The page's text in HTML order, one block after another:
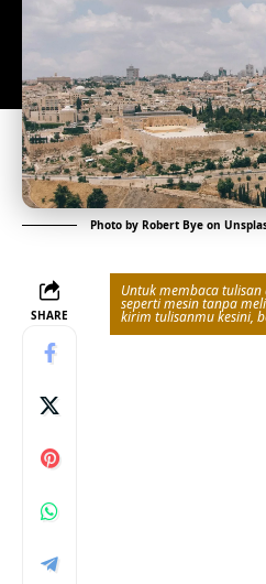
Photo by Robert Bye on
SHARE
Untuk membaca
seperti mesin tanpa
kirim tulisanmu kesini,